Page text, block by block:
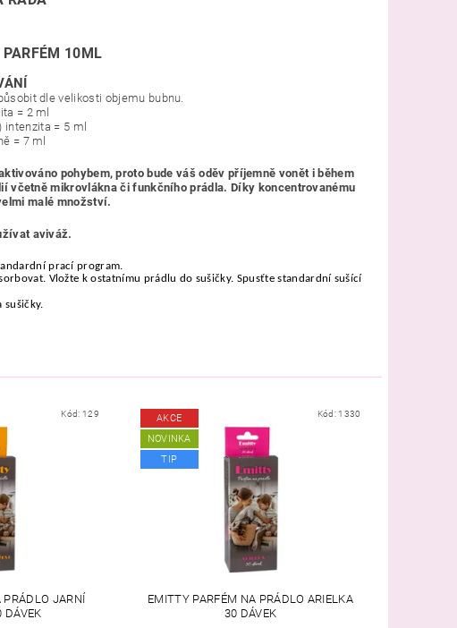
PARFÉM 10ML
dle velikosti objemu bubnu.
= 2 ml
intenzita = 5 ml
= 7 ml
pohybem, proto bude váš oděv příjemně vonět i během
včetně mikrovlákna či funkčního prádla. Díky koncentrovanému
malé množství.
aviváž.
prací program.
Vložte k ostatnímu prádlu do sušičky. Spusťte standardní sušící
sušičky.
Kód: 129
PRÁDLO JARNÍ
DÁVEK
AKCE
NOVINKA
TIP
Kód: 1330
EMITTY PARFÉM NA PRÁDLO ARIELKA
30 DÁVEK